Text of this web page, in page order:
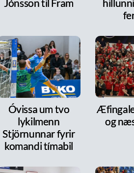
Jónsson til Fram
Óvissa um tvo
lykilmenn
Stjörnunnar fyrir
komandi tímabil
og